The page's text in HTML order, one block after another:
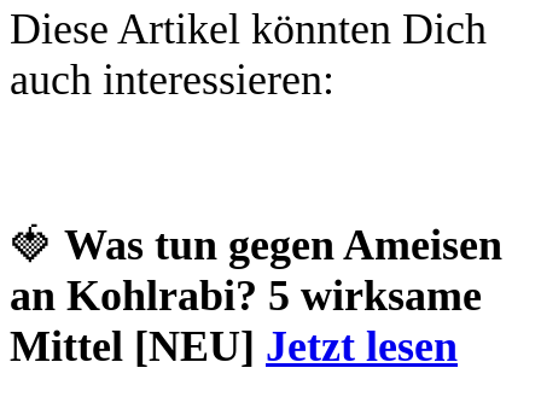
Diese Artikel könnten Dich
auch interessieren:
🍓 Was tun gegen Ameisen
an Kohlrabi? 5 wirksame
Mittel [NEU] Jetzt lesen